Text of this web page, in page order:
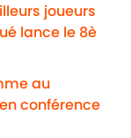
joueurs
lance le 8è
au
conférence